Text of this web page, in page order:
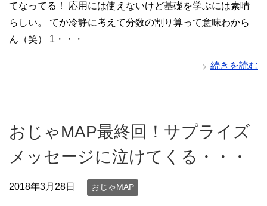
てなってる！ 応用には使えないけど基礎を学ぶには素晴
らしい。 てか冷静に考えて分数の割り算って意味わから
ん（笑） 1・・・
続きを読む
おじゃMAP最終回！サプライズ
メッセージに泣けてくる・・・
2018年3月28日 おじゃMAP